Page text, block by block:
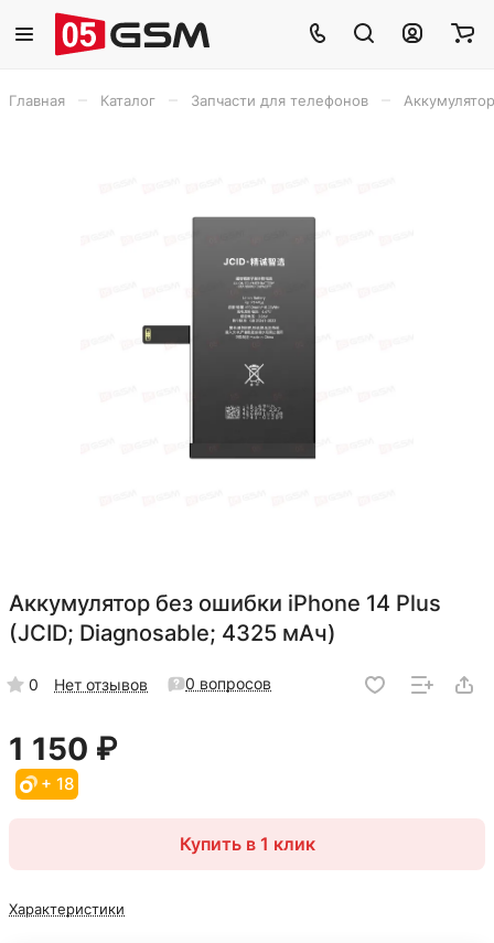
Главная Каталог Запчасти для телефонов
Аккумулятор без ошибки iPhone 14 Plus
(JCID; Diagnosable; 4325 мАч)
0 Нет отзывов 0 вопросов
1 150 ₽
+ 18
Купить в 1 клик
Характеристики